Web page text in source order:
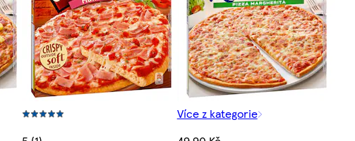
Více z kategorie